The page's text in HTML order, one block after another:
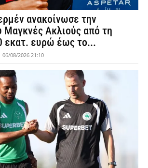
ανακοίνωσε την
Μαγκνές Ακλιούς από τη
εκατ. ευρώ έως το...
06/08/2026 21:10